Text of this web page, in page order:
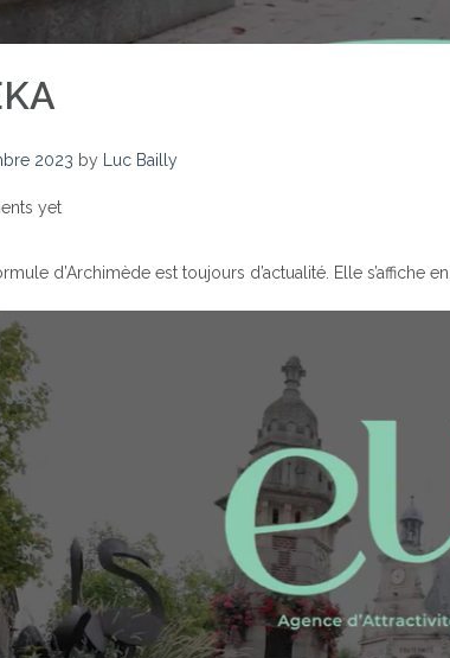
2023 by
Luc Bailly
yet
d’Archimède est toujours d’actualité. Elle